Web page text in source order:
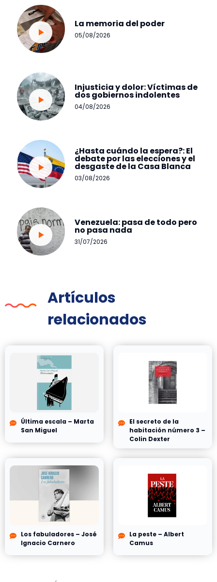
La memoria del poder
05/08/2026
Injusticia y dolor: Víctimas de
dos gobiernos indolentes
04/08/2026
¿Hasta cuándo la espera?: El
debate por las elecciones y el
desgaste de la Casa Blanca
03/08/2026
Venezuela: pasa de todo pero
no pasa nada
31/07/2026
Artículos
relacionados
Última escala – Marta
San Miguel
El secreto de la
habitación número 3 –
Colin Dexter
Los fabuladores – José
Ignacio Carnero
La peste – Albert
Camus